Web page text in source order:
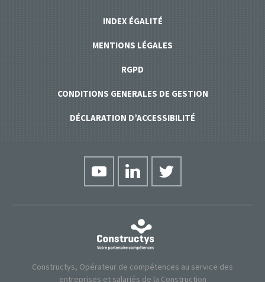
INDEX ÉGALITÉ
MENTIONS LÉGALES
RGPD
CONDITIONS GENERALES DE GESTION
DÉCLARATION D’ACCESSIBILITÉ
Constructys, Opérateur de compétences au service des
entreprises et salariés de la Construction